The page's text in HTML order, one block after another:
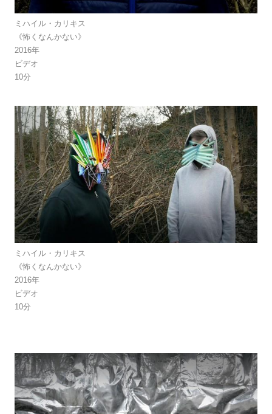
ミハイル・カリキス
《怖くなんかない》
2016年
ビデオ
10分
ミハイル・カリキス
《怖くなんかない》
2016年
ビデオ
10分